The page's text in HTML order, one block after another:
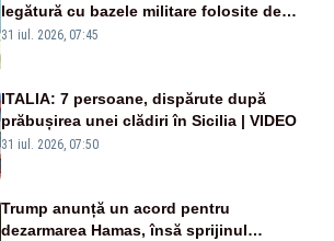
legătură cu bazele militare folosite de
SUA
31 iul. 2026, 07:45
ITALIA: 7 persoane, dispărute după
prăbușirea unei clădiri în Sicilia | VIDEO
31 iul. 2026, 07:50
Trump anunță un acord pentru
dezarmarea Hamas, însă sprijinul